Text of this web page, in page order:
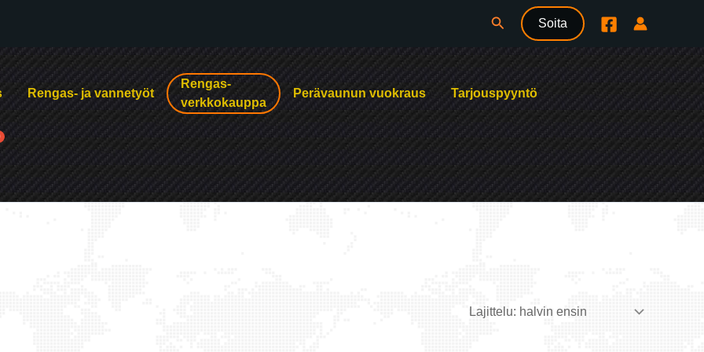
Hae Soita
Rengas- ja vannetyöt
Rengas-
verkkokauppa
Perävaunun vuokraus Tarjouspyyntö